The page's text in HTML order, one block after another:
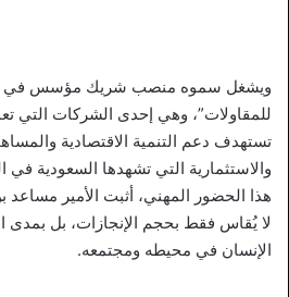
ويشغل سموه منصب شريك مؤسس في
للمقاولات”، وهي إحدى الشركات التي
تستهدف دعم التنمية الاقتصادية
والاستثمارية التي تشهدها السعودية في
هذا الحضور المهني، أثبت الأمير مساعد
لا يُقاس فقط بحجم الإنجازات، بل بمدى
الإنسان في محيطه ومجتمعه.